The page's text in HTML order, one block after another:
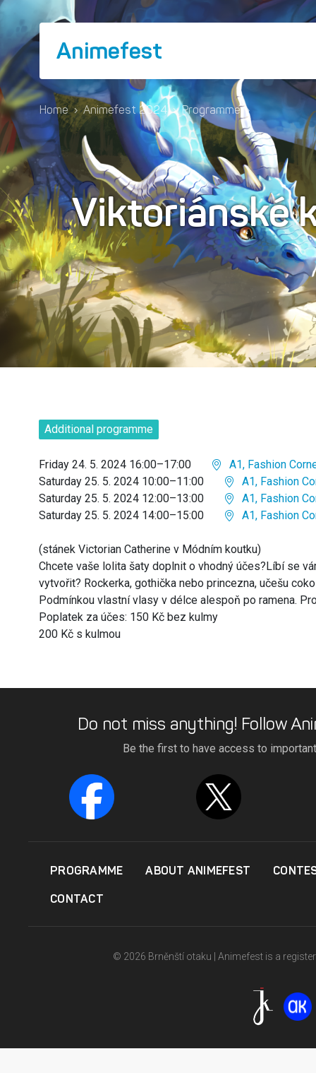
Animefest
Home › Animefest 2024 › Programme ›
Viktoriánské
Additional programme
Friday 24. 5. 2024 16:00–17:00
A1, Fashion
Saturday 25. 5. 2024 10:00–11:00
A1, Fashion
Saturday 25. 5. 2024 12:00–13:00
A1, Fashion
Saturday 25. 5. 2024 14:00–15:00
A1, Fashion
(stánek Victorian Catherine v Módním koutku)
Chcete vaše lolita šaty doplnit o vhodný účes?Líbí se
vytvořit? Rockerka, gothička nebo princezna, učešu
Podmínkou vlastní vlasy v délce alespoň po ramena.
Poplatek za účes: 150 Kč bez kulmy
200 Kč s kulmou
Do not miss anything! Follow
Be the first to have access to
PROGRAMME ABOUT ANIMEFEST
CONTACT
© 2026 Brněnští otaku | Animefest is a